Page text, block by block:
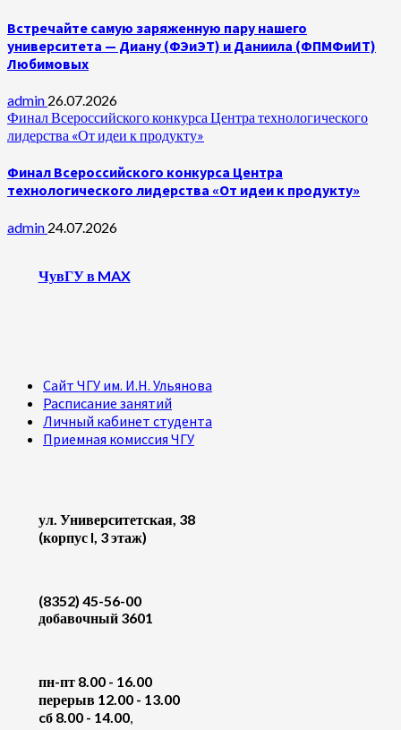
Встречайте самую заряженную пару нашего
университета — Диану (ФЭиЭТ) и Даниила (ФПМФиИТ)
Любимовых
admin 26.07.2026
Финал Всероссийского конкурса Центра технологического
лидерства «От идеи к продукту»
Финал Всероссийского конкурса Центра
технологического лидерства «От идеи к продукту»
admin 24.07.2026
ЧувГУ в MAX
Сайт ЧГУ им. И.Н. Ульянова
Расписание занятий
Личный кабинет студента
Приемная комиссия ЧГУ
ул. Университетская, 38
(корпус I, 3 этаж)
(8352) 45-56-00
добавочный 3601
пн-пт 8.00 - 16.00
перерыв 12.00 - 13.00
cб 8.00 - 14.00,